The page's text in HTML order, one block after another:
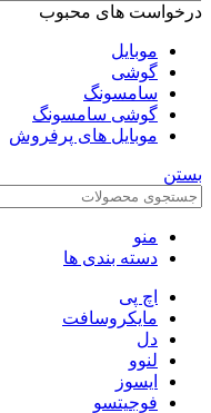
درخواست های محبوب
موبایل
گوشی
سامسونگ
گوشی سامسونگ
موبایل های پرفروش
بستن
منو
دسته بندی ها
اچ پی
مایکروسافت
دل
لنوو
ایسوز
فوجیتسو